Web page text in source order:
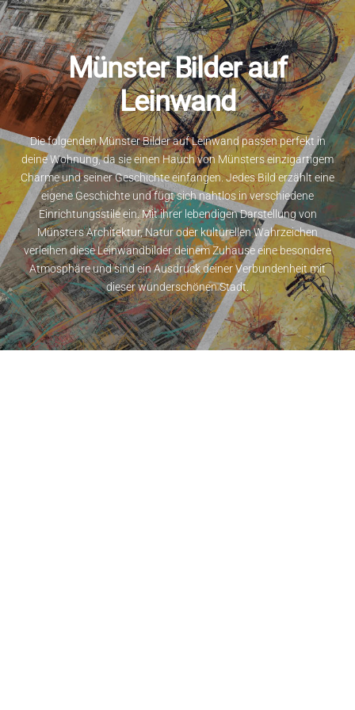
Skip
to
content
Münster Bilder auf
Leinwand
Die folgenden Münster Bilder auf Leinwand passen perfekt in
deine Wohnung, da sie einen Hauch von Münsters einzigartigem
Charme und seiner Geschichte einfangen. Jedes Bild erzählt eine
eigene Geschichte und fügt sich nahtlos in verschiedene
Einrichtungsstile ein. Mit ihrer lebendigen Darstellung von
Münsters Architektur, Natur oder kulturellen Wahrzeichen
verleihen diese Leinwandbilder deinem Zuhause eine besondere
Atmosphäre und sind ein Ausdruck deiner Verbundenheit mit
dieser wunderschönen Stadt.